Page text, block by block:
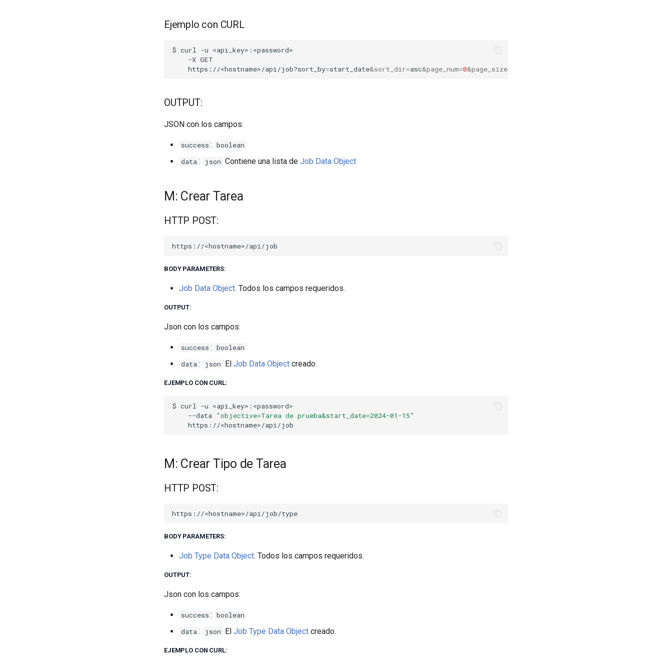
Ejemplo con CURL
$ curl -u
-X
https://<hostname>/api/job?sort_by=start_date&sort_dir=asc&page_num=0&page_size
OUTPUT:
JSON con los campos:
success : boolean
data : json Contiene una lista de Job Data Object
M: Crear Tarea
HTTP POST:
BODY PARAMETERS:
Job Data Object. Todos los campos requeridos.
OUTPUT:
Json con los campos:
success : boolean
data : json El Job Data Object creado.
EJEMPLO CON CURL:
$ curl -u
--data
"objective=Tarea de prueba&start_date=2024-01-15"
M: Crear Tipo de Tarea
HTTP POST:
BODY PARAMETERS:
Job Type Data Object. Todos los campos requeridos.
OUTPUT:
Json con los campos:
success : boolean
data : json El Job Type Data Object creado.
EJEMPLO CON CURL: